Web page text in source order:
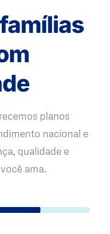
planos
nacional e
qualidade e
ama.